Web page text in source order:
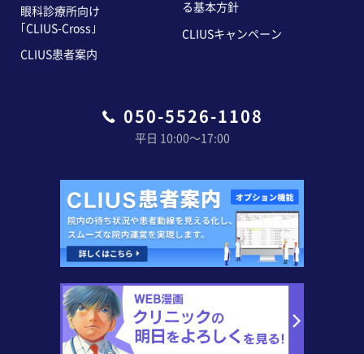
050-5526-1108
平日 10:00〜17:00
眼科診療所向け
｢CLIUS-Cross｣
CLIUS患者案内
る基本方針
CLIUSキャンペーン